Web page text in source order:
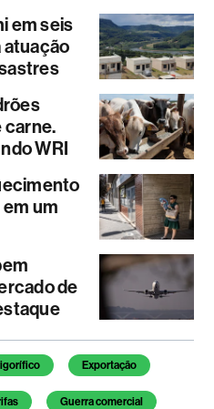
em seis
atuação
carne.
WRI
em um
de
Exportação
Guerra comercial